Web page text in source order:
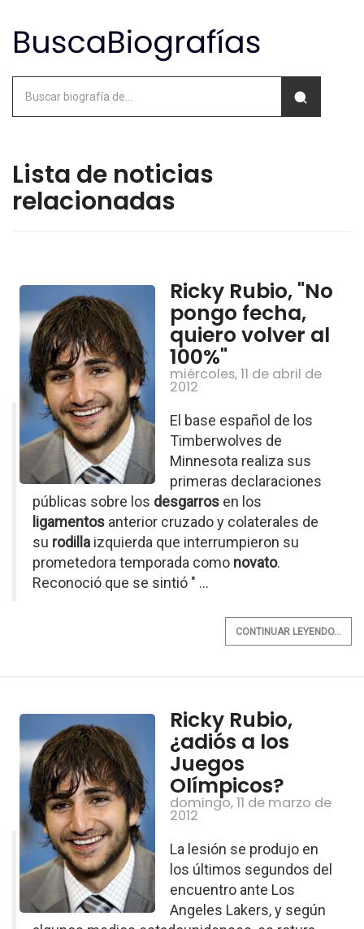
Lista de noticias
relacionadas
Ricky Rubio, "No
pongo fecha,
quiero volver al
100%"
miércoles, 11 de abril de
2012
El base español de los
Timberwolves de
Minnesota realiza sus
primeras declaraciones
públicas sobre los desgarros en los
ligamentos anterior cruzado y colaterales de
su rodilla izquierda que interrumpieron su
prometedora temporada como novato.
Reconoció que se sintió " ...
CONTINUAR LEYENDO...
Ricky Rubio,
¿adiós a los
Juegos
Olímpicos?
domingo, 11 de marzo de
2012
La lesión se produjo en
los últimos segundos del
encuentro ante Los
Angeles Lakers, y según